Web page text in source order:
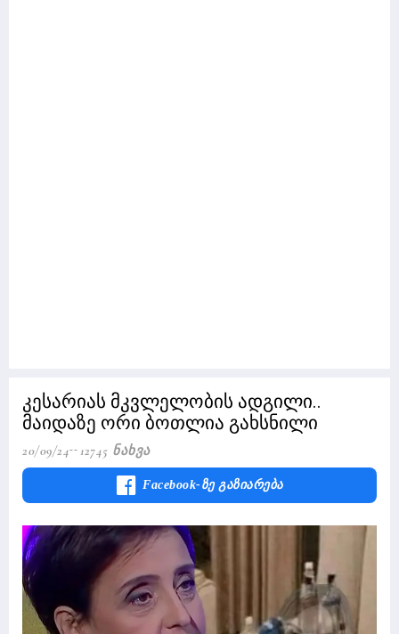
კესარიას მკვლელობის ადგილი..
მაიდაზე ორი ბოთლია გახსნილი
20/09/24 12745 Ნახვა
Facebook-Ზე Გაზიარება